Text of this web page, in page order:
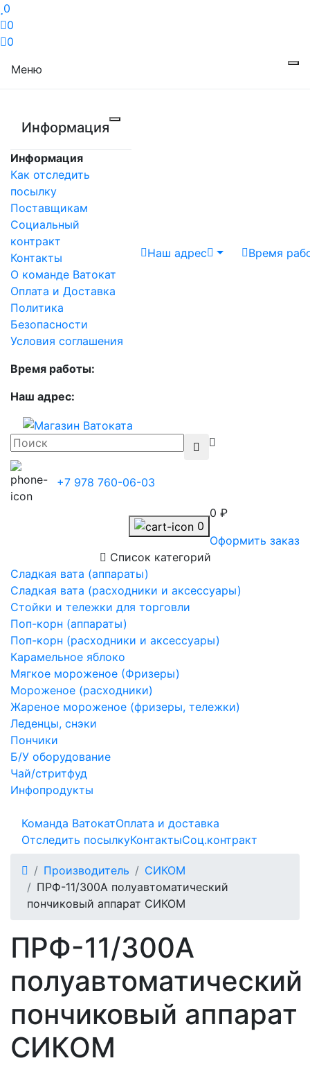
0
0
0
Меню
Информация
Информация
Как отследить
посылку
Поставщикам
Социальный
контракт
Контакты
О команде Ватокат
Оплата и Доставка
Политика
Безопасности
Условия соглашения
Время работы:
Наш адрес:
Наш адрес Время
+7 978 760-06-03
0
0 ₽
Оформить заказ
Список категорий
Сладкая вата (аппараты)
Сладкая вата (расходники и аксессуары)
Стойки и тележки для торговли
Поп-корн (аппараты)
Поп-корн (расходники и аксессуары)
Карамельное яблоко
Мягкое мороженое (Фризеры)
Мороженое (расходники)
Жареное мороженое (фризеры, тележки)
Леденцы, снэки
Пончики
Б/У оборудование
Чай/стритфуд
Инфопродукты
Команда ВатокатОплата и доставка
Отследить посылкуКонтактыСоц.контракт
Производитель
СИКОМ
ПРФ-11/300А полуавтоматический
пончиковый аппарат СИКОМ
ПРФ-11/300А
полуавтоматический
пончиковый аппарат
СИКОМ